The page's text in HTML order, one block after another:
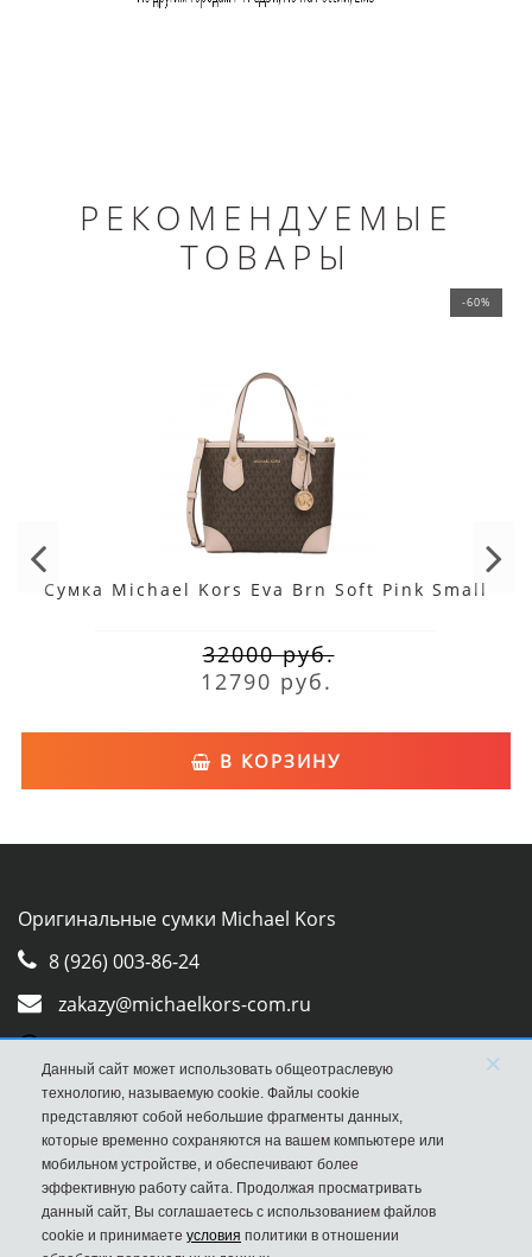
РЕКОМЕНДУЕМЫЕ
ТОВАРЫ
-60%
Сумка Michael Kors Eva Brn Soft Pink Small
32000 руб.
12790 руб.
В КОРЗИНУ
Оригинальные сумки Michael Kors
8 (926) 003-86-24
zakazy@michaelkors-com.ru
Whatsapp
Viber
Данный сайт может использовать общеотраслевую
технологию, называемую cookie. Файлы cookie
представляют собой небольшие фрагменты данных,
которые временно сохраняются на вашем компьютере или
мобильном устройстве, и обеспечивают более
эффективную работу сайта. Продолжая просматривать
данный сайт, Вы соглашаетесь с использованием файлов
cookie и принимаете условия политики в отношении
×